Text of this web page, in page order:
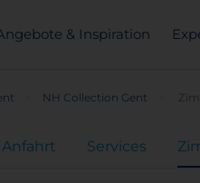
& Inspiration
NH Collection Gent
Anfahrt Services